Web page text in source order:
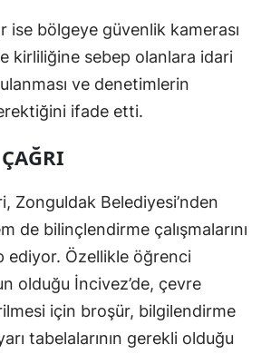
ise bölgeye güvenlik kamerası
kirliliğine sebep olanlara idari
ve denetimlerin
ifade etti.
Zonguldak Belediyesi’nden
de bilinçlendirme çalışmalarını
ediyor. Özellikle öğrenci
olduğu İncivez’de, çevre
için broşür, bilgilendirme
tabelalarının gerekli olduğu